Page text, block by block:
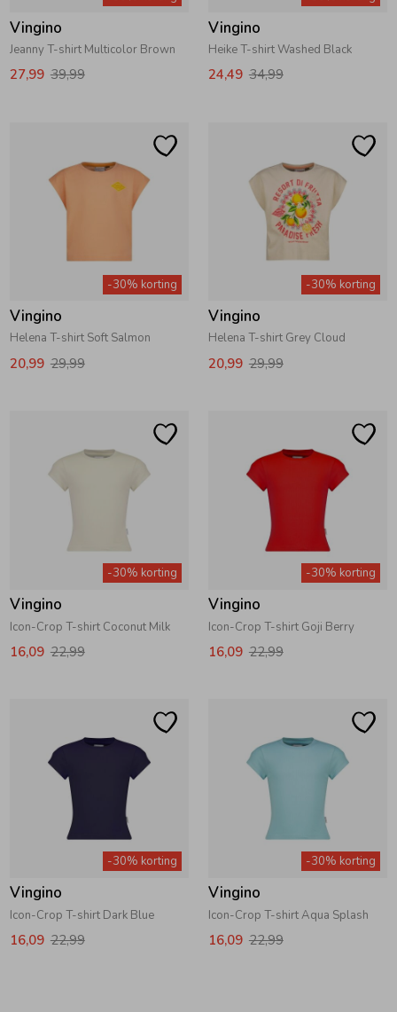
Vingino
Jeanny T-shirt Multicolor Brown
27,99 39,99
Vingino
Heike T-shirt Washed Black
24,49 34,99
-30% korting
Vingino
Helena T-shirt Soft Salmon
20,99 29,99
-30% korting
Vingino
Helena T-shirt Grey Cloud
20,99 29,99
-30% korting
Vingino
Icon-Crop T-shirt Coconut Milk
16,09 22,99
-30% korting
Vingino
Icon-Crop T-shirt Goji Berry
16,09 22,99
-30% korting
Vingino
Icon-Crop T-shirt Dark Blue
16,09 22,99
-30% korting
Vingino
Icon-Crop T-shirt Aqua Splash
16,09 22,99